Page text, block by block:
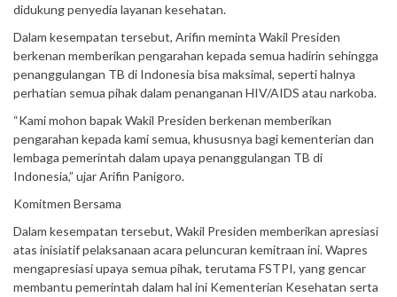
didukung penyedia layanan kesehatan.
Dalam kesempatan tersebut, Arifin meminta Wakil Presiden
berkenan memberikan pengarahan kepada semua hadirin sehingga
penanggulangan TB di Indonesia bisa maksimal, seperti halnya
perhatian semua pihak dalam penanganan HIV/AIDS atau narkoba.
“Kami mohon bapak Wakil Presiden berkenan memberikan
pengarahan kepada kami semua, khususnya bagi kementerian dan
lembaga pemerintah dalam upaya penanggulangan TB di
Indonesia,” ujar Arifin Panigoro.
Komitmen Bersama
Dalam kesempatan tersebut, Wakil Presiden memberikan apresiasi
atas inisiatif pelaksanaan acara peluncuran kemitraan ini. Wapres
mengapresiasi upaya semua pihak, terutama FSTPI, yang gencar
membantu pemerintah dalam hal ini Kementerian Kesehatan serta